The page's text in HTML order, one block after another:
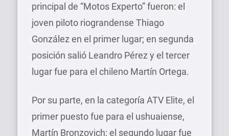
principal de “Motos Experto” fueron: el
joven piloto riograndense Thiago
González en el primer lugar; en segunda
posición salió Leandro Pérez y el tercer
lugar fue para el chileno Martín Ortega.
Por su parte, en la categoría ATV Elite, el
primer puesto fue para el ushuaiense,
Martín Bronzovich; el segundo lugar fue